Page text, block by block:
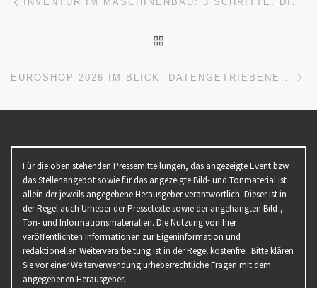
Für die oben stehenden Pressemitteilungen, das angezeigte Event bzw.
das Stellenangebot sowie für das angezeigte Bild- und Tonmaterial ist
allein der jeweils angegebene Herausgeber verantwortlich. Dieser ist in
der Regel auch Urheber der Pressetexte sowie der angehängten Bild-,
Ton- und Informationsmaterialien. Die Nutzung von hier
veröffentlichten Informationen zur Eigeninformation und
redaktionellen Weiterverarbeitung ist in der Regel kostenfrei. Bitte klären
Sie vor einer Weiterverwendung urheberrechtliche Fragen mit dem
angegebenen Herausgeber.